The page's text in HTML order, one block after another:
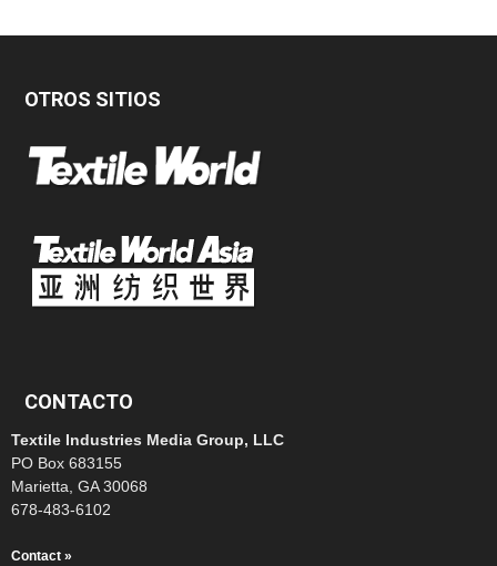
OTROS SITIOS
CONTACTO
Textile Industries Media Group, LLC
PO Box 683155
Marietta, GA 30068
678-483-6102
Contact »